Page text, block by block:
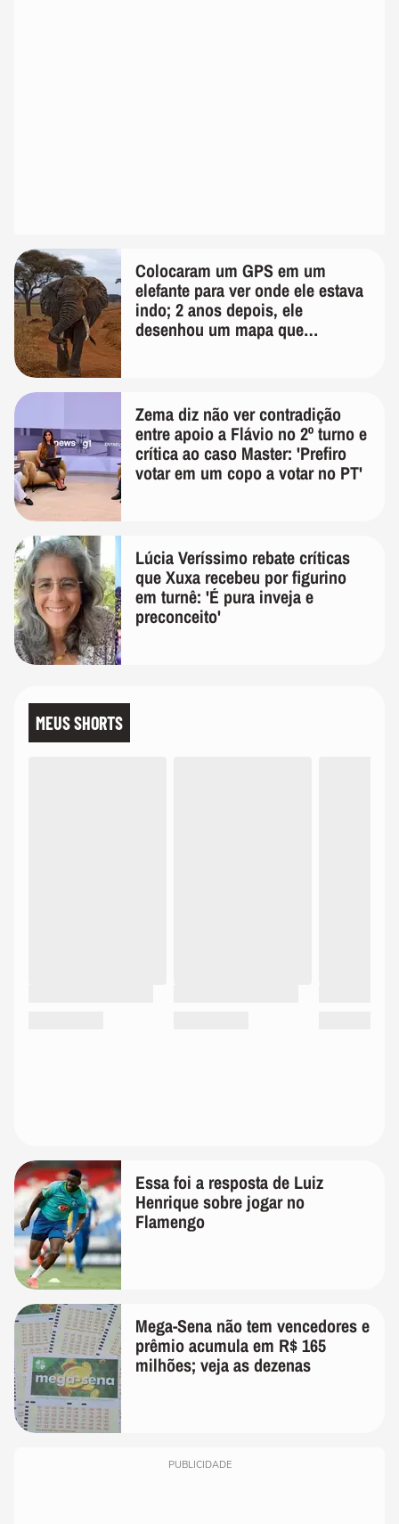
Colocaram um GPS em um
elefante para ver onde ele estava
indo; 2 anos depois, ele
desenhou um mapa que
Zema diz não ver contradição
entre apoio a Flávio no 2º turno e
crítica ao caso Master: 'Prefiro
votar em um copo a votar no PT'
Lúcia Veríssimo rebate críticas
que Xuxa recebeu por figurino
em turnê: 'É pura inveja e
preconceito'
MEUS SHORTS
Essa foi a resposta de Luiz
Henrique sobre jogar no
Flamengo
Mega-Sena não tem vencedores e
prêmio acumula em R$ 165
milhões; veja as dezenas
PUBLICIDADE